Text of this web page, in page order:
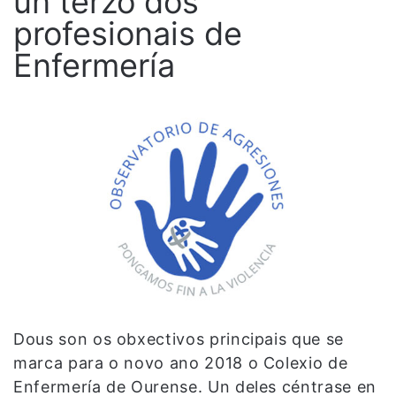
profesionais de
Enfermería
Dous son os obxectivos principais que se
marca para o novo ano 2018 o Colexio de
Enfermería de Ourense. Un deles céntrase en